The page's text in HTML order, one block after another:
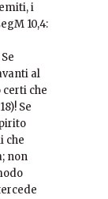
i
10,4:
al
certi che
Se
che
non